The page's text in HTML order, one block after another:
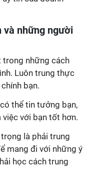
và những người
trong những cách
Luôn trung thực
bạn.
thể tin tưởng bạn,
việc với bạn tốt hơn.
là phải trung
mang đi với những ý
học cách trung